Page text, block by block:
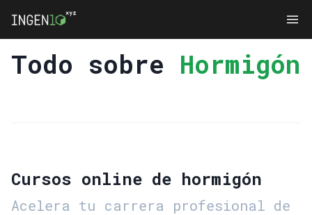
Todo sobre Hormigón
Cursos online de hormigón
Acelera tu carrera profesional de